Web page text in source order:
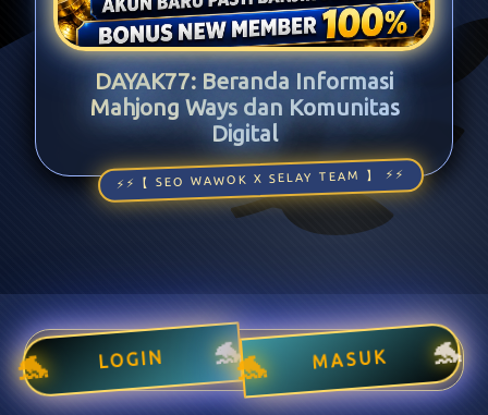
DAYAK77: Beranda Informasi
Mahjong Ways dan Komunitas
Digital
LOGIN MASUK